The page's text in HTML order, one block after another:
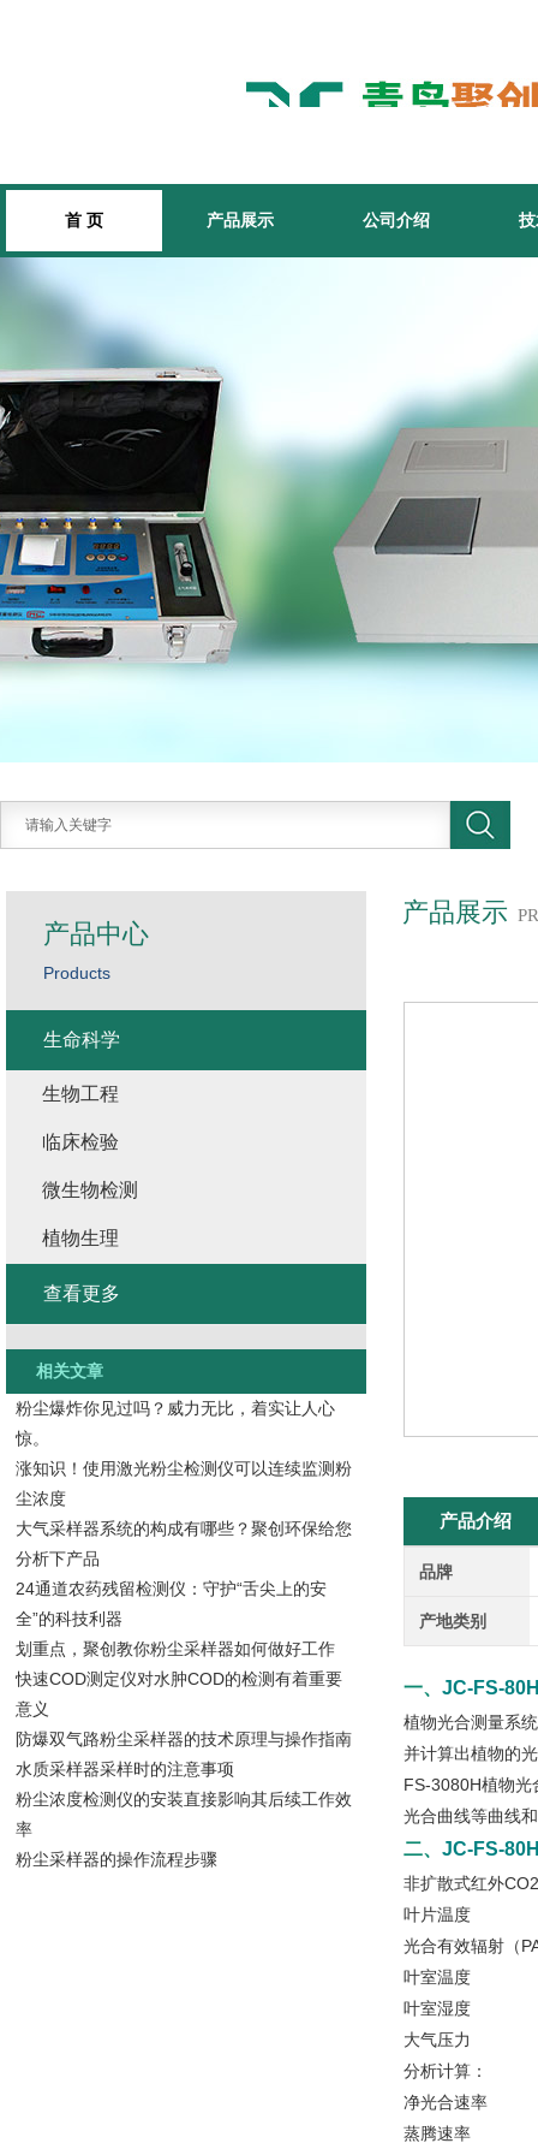
首 页 产品展示 公司介绍
产品展示
产品介绍
品牌
产地类别
一、 JC-FS-
植物光合测量系
并计算出植物的
FS-3080H植物光
光合曲线等曲线
二、 JC-FS-
非扩散式红外
叶片温
光合有效辐射（
叶室温
叶室湿度
大气压
分析计算：
净光合速率
蒸腾速率
产品中心
Products
生命科学
生物工程
临床检验
微生物检测
植物生理
查看更多
相关文章
粉尘爆炸你见过吗？威力无比，着实让人心
惊。
涨知识！使用激光粉尘检测仪可以连续监测粉
尘浓度
大气采样器系统的构成有哪些？聚创环保给您
分析下产品
24通道农药残留检测仪：守护“舌尖上的安
全”的科技利器
划重点，聚创教你粉尘采样器如何做好工作
快速COD测定仪对水肿COD的检测有着重要
意义
防爆双气路粉尘采样器的技术原理与操作指南
水质采样器采样时的注意事项
粉尘浓度检测仪的安装直接影响其后续工作效
率
粉尘采样器的操作流程步骤